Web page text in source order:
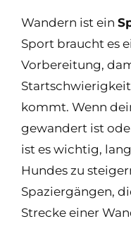
Wandern ist ein
Sport braucht es
Vorbereitung,
kommt. Wenn
gewandert ist
ist es wichtig,
Hundes zu
Spaziergängen,
Strecke einer